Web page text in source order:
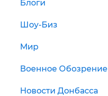
Блоги
Шоу-Биз
Мир
Военное Обозрение
Новости Донбасса